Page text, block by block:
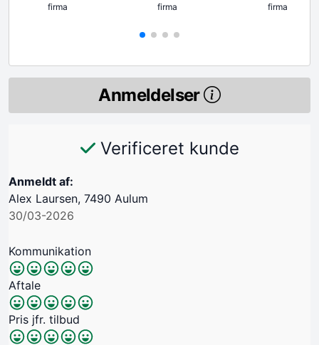
firma
firma
firma
Anmeldelser
Verificeret kunde
Anmeldt af:
Alex Laursen, 7490 Aulum
30/03-2026
Kommunikation
Aftale
Pris jfr. tilbud